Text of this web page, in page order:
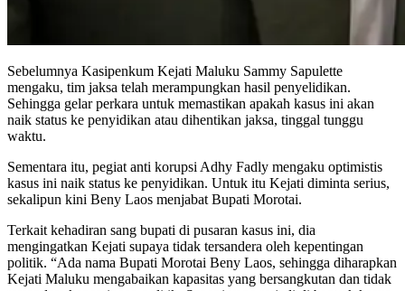
Sebelumnya Kasipenkum Kejati Maluku Sammy Sapulette
mengaku, tim jaksa telah merampungkan hasil penyelidikan.
Sehingga gelar perkara untuk memastikan apakah kasus ini akan
naik status ke penyidikan atau dihentikan jaksa, tinggal tunggu
waktu.
Sementara itu, pegiat anti korupsi Adhy Fadly mengaku optimistis
kasus ini naik status ke penyidikan. Untuk itu Kejati diminta serius,
sekalipun kini Beny Laos menjabat Bupati Morotai.
Terkait kehadiran sang bupati di pusaran kasus ini, dia
mengingatkan Kejati supaya tidak tersandera oleh kepentingan
politik. “Ada nama Bupati Morotai Beny Laos, sehingga diharapkan
Kejati Maluku mengabaikan kapasitas yang bersangkutan dan tidak